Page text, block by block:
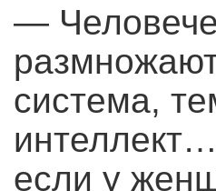
—
система,
если у